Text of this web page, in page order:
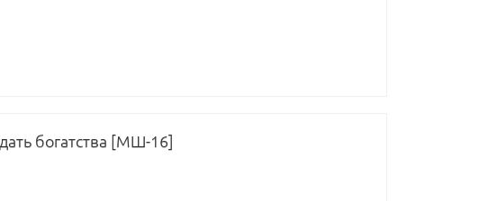
богатства [МШ-16]